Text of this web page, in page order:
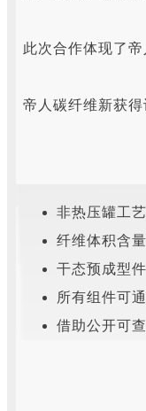
此次合作体现了
帝人碳纤维新获
非热压罐工
纤维体积含
干态预成型
所有组件可
借助公开可